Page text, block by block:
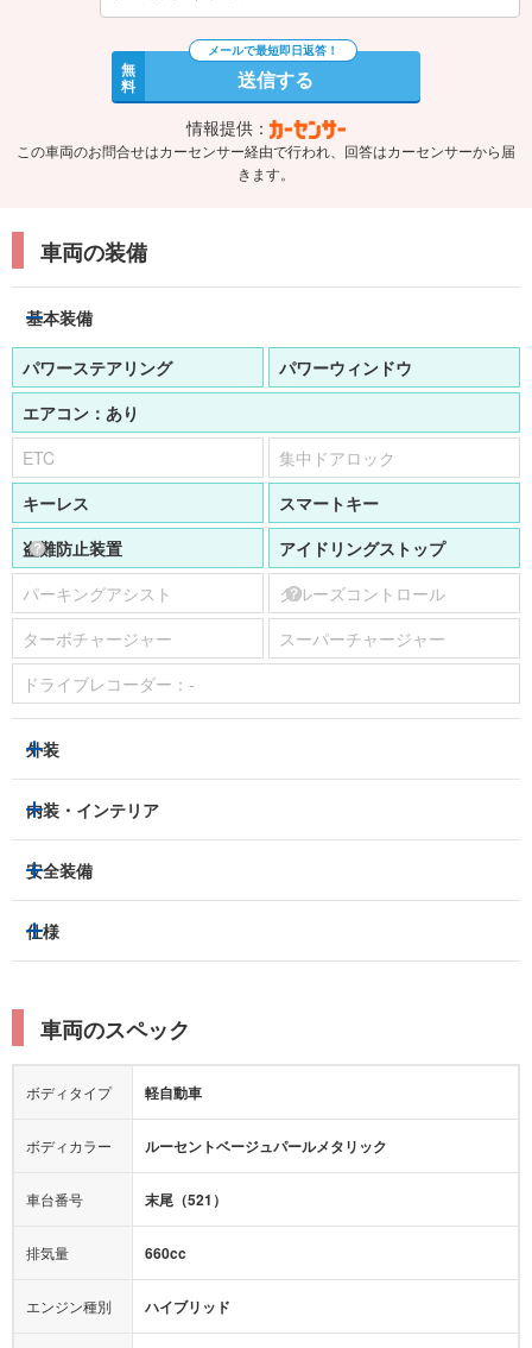
無
料 送信する
情報提供：
この車両のお問合せはカーセンサー経由で行われ、回答はカーセンサーから届
きます。
車両の装備
基本装備
パワーステアリング
パワーウィンドウ
エアコン： あり
ETC
集中ドアロック
キーレス
スマートキー
盗難防止装置
アイドリングストップ
パーキングアシスト
クルーズコントロール
ターボチャージャー
スーパーチャージャー
ドライブレコーダー： -
外装
LEDヘッドライト
アルミホイール：-
サンルーフ/ガラスルーフ
ルーフレール
エアロパーツ
ローダウン
内装・インテリア
3列シート
ベンチシート
パワーシート
シートヒーター
カーナビ：-
ミュージックプレイヤー接続可
後席モニター
安全装備
トラクションコントロール
レーンキープアシスト
横滑り防止装置
衝突被害軽減プレーキ
カメラ：-
エアバッグ：
ダブルエアバッグ
衝撃緩和ヘッドレスト
サポカー
アクセル踏み間違い（誤発進）防止装置
仕様
車両のスペック
ボディタイプ 軽自動車
ボディカラー ルーセントベージュパールメタリック
車台番号 末尾（521）
排気量 660cc
エンジン種別 ハイブリッド